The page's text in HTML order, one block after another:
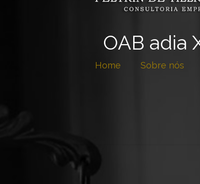
Home Sobre nós
OAB adia